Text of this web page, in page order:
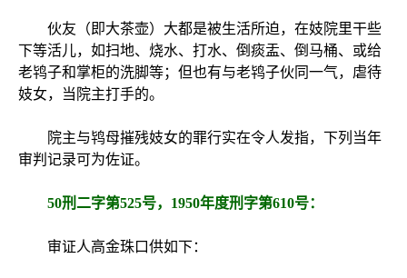
伙友（即大茶壶）大都是被生活所迫，在妓院里干些
下等活儿，如扫地、烧水、打水、倒痰盂、倒马桶、或给
老鸨子和掌柜的洗脚等；但也有与老鸨子伙同一气，虐待
妓女，当院主打手的。
院主与鸨母摧残妓女的罪行实在令人发指，下列当年
审判记录可为佐证。
50刑二字第525号，1950年度刑字第610号：
审证人高金珠口供如下：